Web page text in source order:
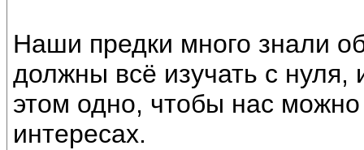
Наши предки много знали
должны всё изучать с нуля,
этом одно, чтобы нас
интересах.